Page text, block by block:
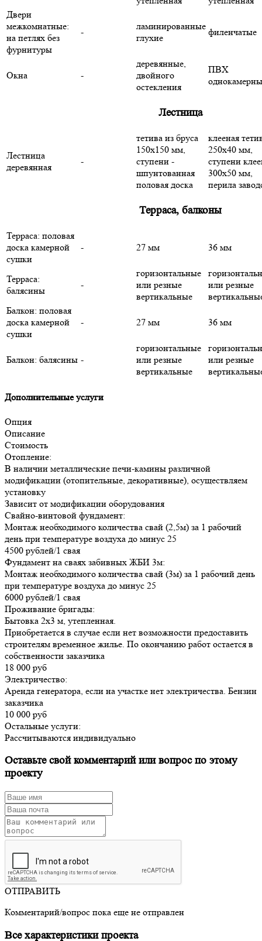
Двери
межкомнатные:
на петлях без
фурнитуры
-
ламинированные
глухие
филенчатые
Окна -
деревянные,
двойного
остекления
ПВХ
Лестница
Лестница
деревянная
-
тетива из бруса
150х150 мм,
ступени -
шпунтованная
половая доска
клееная
250х40 мм,
ступени
300х50 мм,
перила
Терраса, балконы
Терраса: половая
доска камерной
сушки
- 27 мм 36 мм
Терраса:
балясины
-
горизонтальные
или резные
вертикальные
или резные
Балкон: половая
доска камерной
сушки
- 27 мм 36 мм
Балкон: балясины -
горизонтальные
или резные
вертикальные
или резные
Дополнительные услуги
Опция
Описание
Стоимость
Отопление:
В наличии металлические печи-камины различной
модификации (отопительные, декоративные), осуществляем
установку
Зависит от модификации оборудования
Свайно-винтовой фундамент:
Монтаж необходимого количества свай (2,5м) за 1 рабочий
день при температуре воздуха до минус 25
4500 рублей/1 свая
Фундамент на сваях забивных ЖБИ 3м:
Монтаж необходимого количества свай (3м) за 1 рабочий день
при температуре воздуха до минус 25
6000 рублей/1 свая
Проживание бригады:
Бытовка 2х3 м, утепленная.
Приобретается в случае если нет возможности предоставить
строителям временное жилье. По окончанию работ остается в
собственности заказчика
18 000 руб
Электричество:
Аренда генератора, если на участке нет электричества. Бензин
заказчика
10 000 руб
Остальные услуги:
Рассчитываются индивидуально
Оставьте свой комментарий или вопрос по этому
проекту
ОТПРАВИТЬ
Комментарий/вопрос пока еще не отправлен
Все характеристики проекта